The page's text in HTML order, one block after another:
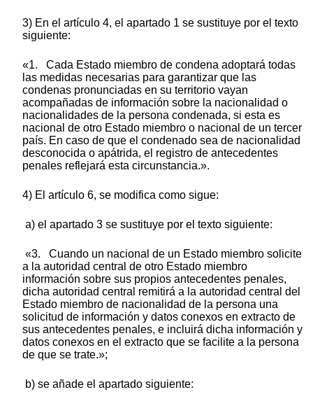
3) En el artículo 4, el apartado 1 se sustituye por el texto
siguiente:
«1. Cada Estado miembro de condena adoptará todas
las medidas necesarias para garantizar que las
condenas pronunciadas en su territorio vayan
acompañadas de información sobre la nacionalidad o
nacionalidades de la persona condenada, si esta es
nacional de otro Estado miembro o nacional de un tercer
país. En caso de que el condenado sea de nacionalidad
desconocida o apátrida, el registro de antecedentes
penales reflejará esta circunstancia.».
4) El artículo 6, se modifica como sigue:
a) el apartado 3 se sustituye por el texto siguiente:
«3. Cuando un nacional de un Estado miembro solicite
a la autoridad central de otro Estado miembro
información sobre sus propios antecedentes penales,
dicha autoridad central remitirá a la autoridad central del
Estado miembro de nacionalidad de la persona una
solicitud de información y datos conexos en extracto de
sus antecedentes penales, e incluirá dicha información y
datos conexos en el extracto que se facilite a la persona
de que se trate.»;
b) se añade el apartado siguiente: